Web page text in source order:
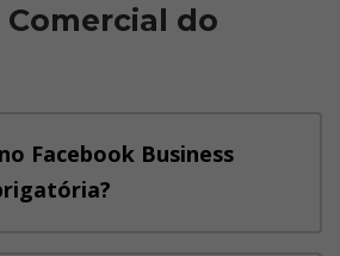
do
Facebook Business